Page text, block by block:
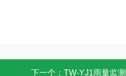
下一个： TW-YJ1雨量监